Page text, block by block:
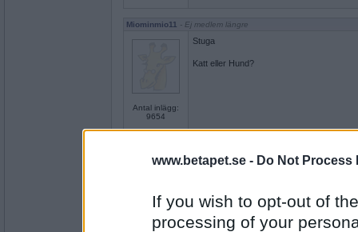
www.betapet.se - Do Not Process
If you wish to opt-out of
processing of your
Miominmio11 - Ej medlem längre
Antal inlägg:
9654
Stuga
Katt eller Hund?
Antal inlägg:
Katt (även hund varit uppfödare)